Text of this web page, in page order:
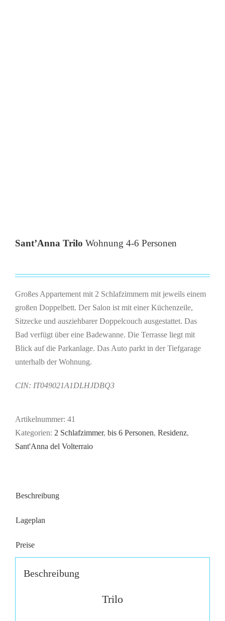
Sant’Anna Trilo Wohnung 4-6 Personen
Großes Appartement mit 2 Schlafzimmern mit jeweils einem
großen Doppelbett. Der Salon ist mit einer Küchenzeile,
Sitzecke und ausziehbarer Doppelcouch ausgestattet. Das
Bad verfügt über eine Badewanne. Die Terrasse liegt mit
Blick auf die Parkanlage. Das Auto parkt in der Tiefgarage
unterhalb der Wohnung.
CIN: IT049021A1DLHJDBQ3
Artikelnummer: 41
Kategorien: 2 Schlafzimmer, bis 6 Personen, Residenz,
Sant'Anna del Volterraio
Beschreibung
Lageplan
Preise
Beschreibung
Trilo